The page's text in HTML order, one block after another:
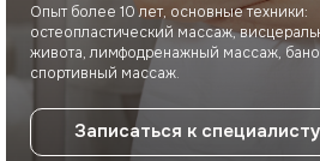
Опыт более 10 лет, основные техники:
остеопластический массаж,
живота, лимфодренажный массаж,
спортивный массаж.
Записаться к специалисту
+7
Я даюсогласие на обработку
персональных данныхв
Политикой конфиденциальности